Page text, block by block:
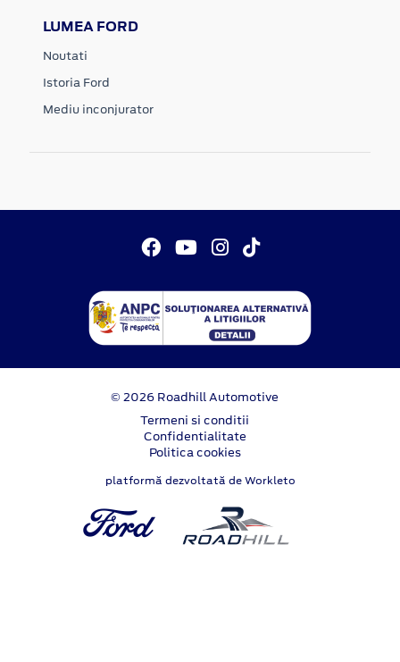
LUMEA FORD
Noutati
Istoria Ford
Mediu inconjurator
© 2026 Roadhill Automotive
Termeni si conditii
Confidentialitate
Politica cookies
platformă dezvoltată de Workleto